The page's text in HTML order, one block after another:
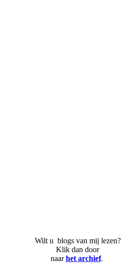
Wilt u blogs van mij lezen?
Klik dan door
naarhet archief.